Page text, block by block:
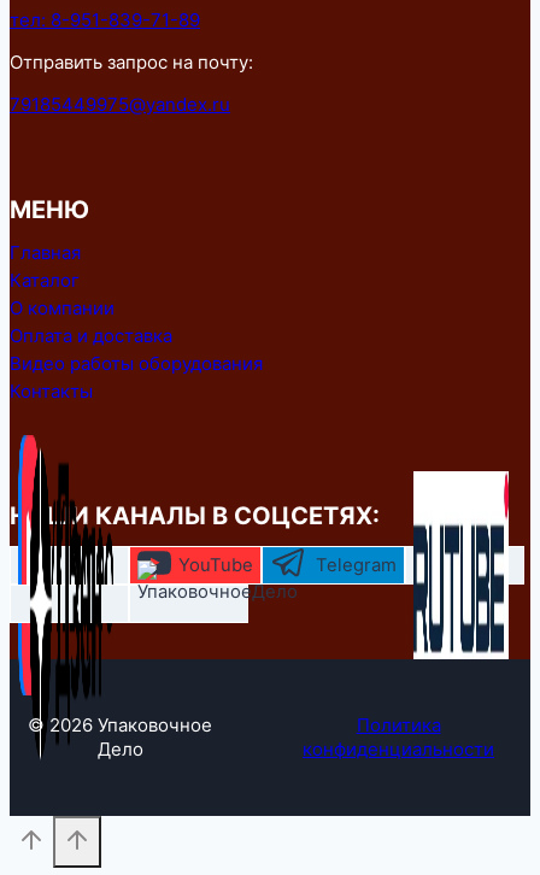
тел: 8-951-839-71-89
Отправить запрос на почту:
79185449975@yandex.ru
МЕНЮ
Главная
Каталог
О компании
Оплата и доставка
Видео работы оборудования
Контакты
НАШИ КАНАЛЫ В СОЦСЕТЯХ:
YouTube Telegram
© 2026 Упаковочное
Дело
Политика
конфиденциальности